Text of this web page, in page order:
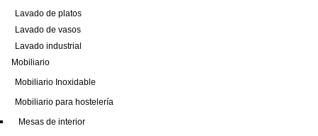
Lavado de platos
Lavado de vasos
Lavado industrial
Mobiliario
Mobiliario Inoxidable
Mobiliario para hostelería
Mesas de interior